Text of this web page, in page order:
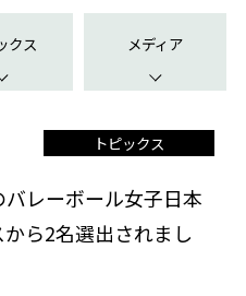
クス メディア
トピックス
レーボール女子日本
ら2名選出されまし